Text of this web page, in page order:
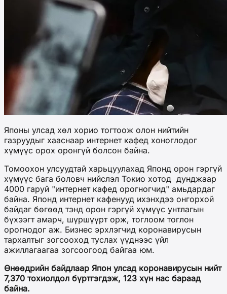
Японы улсад хөл хорио тогтоож олон нийтийн
газруудыг хааснаар интернет кафед хоноглодог
хүмүүс орох оронгүй болсон байна.
Томоохон улсуудтай харьцуулахад Японд орон гэргүй
хүмүүс бага боловч нийслэл Токио хотод дунджаар
4000 гаруй "интернет кафед орогногчид" амьдардаг
байна. Японд интернет кафенууд ихэнхдээ онгорхой
байдаг бөгөөд тэнд орон гэргүй хүмүүс унтлагын
бүхээгт амарч, шүршүүрт орж, тоглоом тоглон
орогнодог аж. Бизнес эрхлэгчид коронавирусын
тархалтыг зогсооход туслах үүднээс үйл
ажиллагаагаа зогсоогоод байгаа юм.
Өнөөдрийн байдлаар Япон улсад коронавирусын нийт
7,370 тохиолдол бүртгэгдэж, 123 хүн нас бараад
байна.